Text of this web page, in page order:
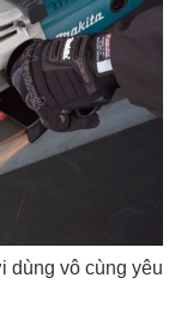
dùng vô cùng yêu